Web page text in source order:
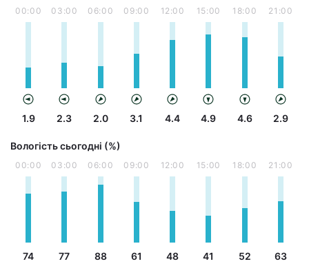
00:00
1.9
03:00
2.3
06:00
2.0
09:00
3.1
12:00
4.4
15:00
4.9
18:00
4.6
21:00
2.9
Вологість сьогодні (%)
00:00
74
03:00
77
06:00
88
09:00
61
12:00
48
15:00
41
18:00
52
21:00
63